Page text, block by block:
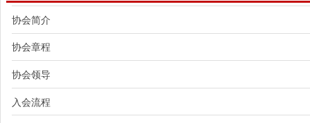
协会简介
协会章程
协会领导
入会流程